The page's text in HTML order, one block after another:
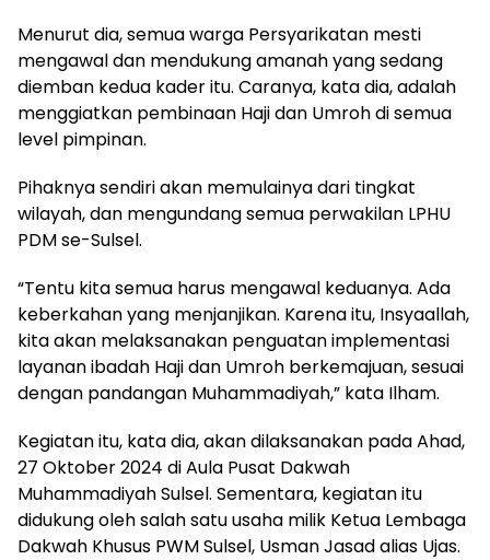
Menurut dia, semua warga Persyarikatan mesti
mengawal dan mendukung amanah yang sedang
diemban kedua kader itu. Caranya, kata dia, adalah
menggiatkan pembinaan Haji dan Umroh di semua
level pimpinan.
Pihaknya sendiri akan memulainya dari tingkat
wilayah, dan mengundang semua perwakilan LPHU
PDM se-Sulsel.
“Tentu kita semua harus mengawal keduanya. Ada
keberkahan yang menjanjikan. Karena itu, Insyaallah,
kita akan melaksanakan penguatan implementasi
layanan ibadah Haji dan Umroh berkemajuan, sesuai
dengan pandangan Muhammadiyah,” kata Ilham.
Kegiatan itu, kata dia, akan dilaksanakan pada Ahad,
27 Oktober 2024 di Aula Pusat Dakwah
Muhammadiyah Sulsel. Sementara, kegiatan itu
didukung oleh salah satu usaha milik Ketua Lembaga
Dakwah Khusus PWM Sulsel, Usman Jasad alias Ujas.